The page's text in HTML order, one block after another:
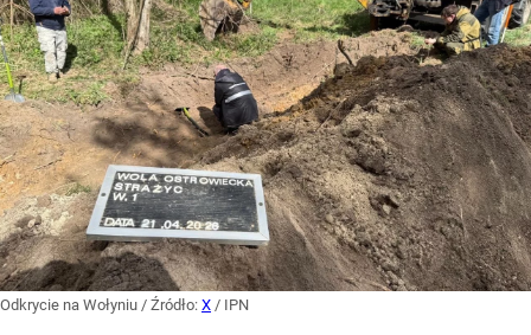
Odkrycie na Wołyniu / Źródło: X / IPN